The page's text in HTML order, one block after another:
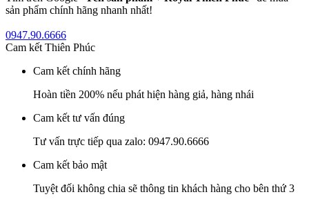
sản phẩm chính hãng nhanh nhất!
0947.90.6666
Cam kết Thiên Phúc
Cam kết chính hãng
Hoàn tiền 200% nếu phát hiện hàng giả, hàng nhái
Cam kết tư vấn đúng
Tư vấn trực tiếp qua zalo: 0947.90.6666
Cam kết bảo mật
Tuyệt đối không chia sẽ thông tin khách hàng cho bên thứ 3